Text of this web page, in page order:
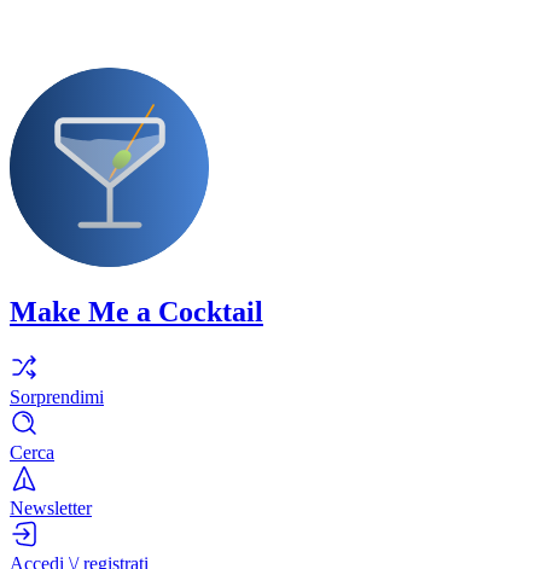
Make Me a Cocktail
Sorprendimi
Cerca
Newsletter
Accedi \/ registrati